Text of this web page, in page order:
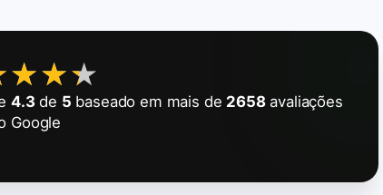
4.3de 5 baseado em mais de 2658avaliações
Google